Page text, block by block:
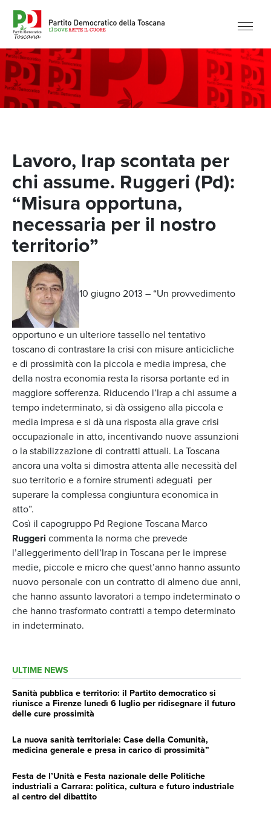
Lavoro, Irap scontata per
chi assume. Ruggeri (Pd):
“Misura opportuna,
necessaria per il nostro
territorio”
10 giugno 2013 – “Un provvedimento
opportuno e un ulteriore tassello nel tentativo
toscano di contrastare la crisi con misure anticicliche
e di prossimità con la piccola e media impresa, che
della nostra economia resta la risorsa portante ed in
maggiore sofferenza. Riducendo l’Irap a chi assume a
tempo indeterminato, si dà ossigeno alla piccola e
media impresa e si dà una risposta alla grave crisi
occupazionale in atto, incentivando nuove assunzioni
o la stabilizzazione di contratti attuali. La Toscana
ancora una volta si dimostra attenta alle necessità del
suo territorio e a fornire strumenti adeguati per
superare la complessa congiuntura economica in
atto”.
Così il capogruppo Pd Regione Toscana Marco
Ruggeri commenta la norma che prevede
l’alleggerimento dell’Irap in Toscana per le imprese
medie, piccole e micro che quest’anno hanno assunto
nuovo personale con un contratto di almeno due anni,
che hanno assunto lavoratori a tempo indeterminato o
che hanno trasformato contratti a tempo determinato
in indeterminato.
ULTIME NEWS
Sanità pubblica e territorio: il Partito democratico si
riunisce a Firenze lunedì 6 luglio per ridisegnare il futuro
delle cure prossimità
La nuova sanità territoriale: Case della Comunità,
medicina generale e presa in carico di prossimità”
Festa de l’Unità e Festa nazionale delle Politiche
industriali a Carrara: politica, cultura e futuro industriale
al centro del dibattito